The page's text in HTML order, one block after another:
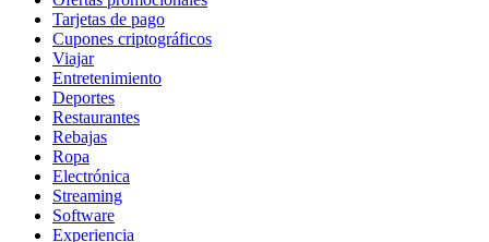
Tarjetas de pago
Cupones criptográficos
Viajar
Entretenimiento
Deportes
Restaurantes
Rebajas
Ropa
Electrónica
Streaming
Software
Experiencia